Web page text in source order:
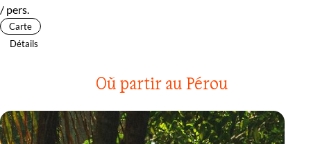
/ pers.
Carte
Détails
Où partir au Pérou